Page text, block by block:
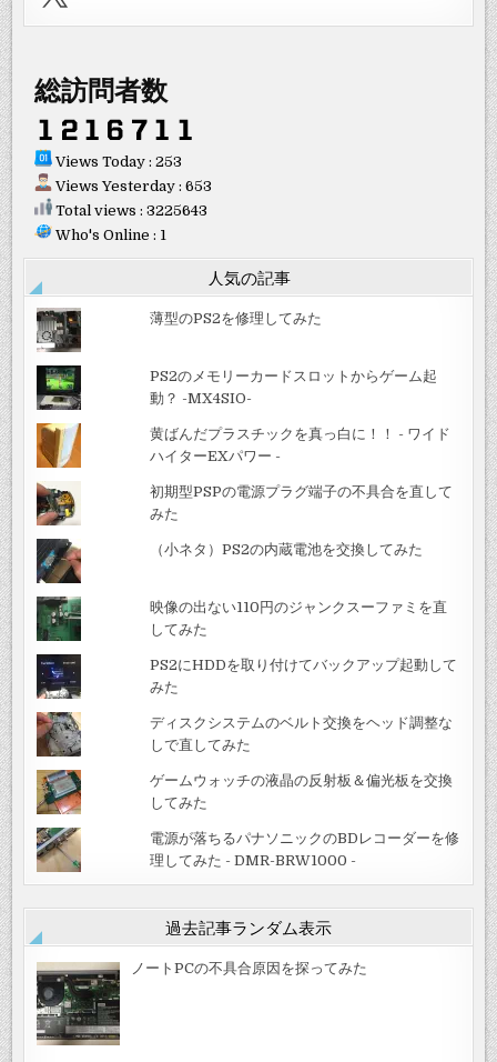
総訪問者数
Views Today : 253
Views Yesterday : 653
Total views : 3225643
Who's Online : 1
人気の記事
薄型のPS2を修理してみた
PS2のメモリーカードスロットからゲーム起
動？ -MX4SIO-
黄ばんだプラスチックを真っ白に！！ - ワイド
ハイターEXパワー -
初期型PSPの電源プラグ端子の不具合を直して
みた
（小ネタ）PS2の内蔵電池を交換してみた
映像の出ない110円のジャンクスーファミを直
してみた
PS2にHDDを取り付けてバックアップ起動して
みた
ディスクシステムのベルト交換をヘッド調整な
しで直してみた
ゲームウォッチの液晶の反射板＆偏光板を交換
してみた
電源が落ちるパナソニックのBDレコーダーを修
理してみた - DMR-BRW1000 -
過去記事ランダム表示
ノートPCの不具合原因を探ってみた